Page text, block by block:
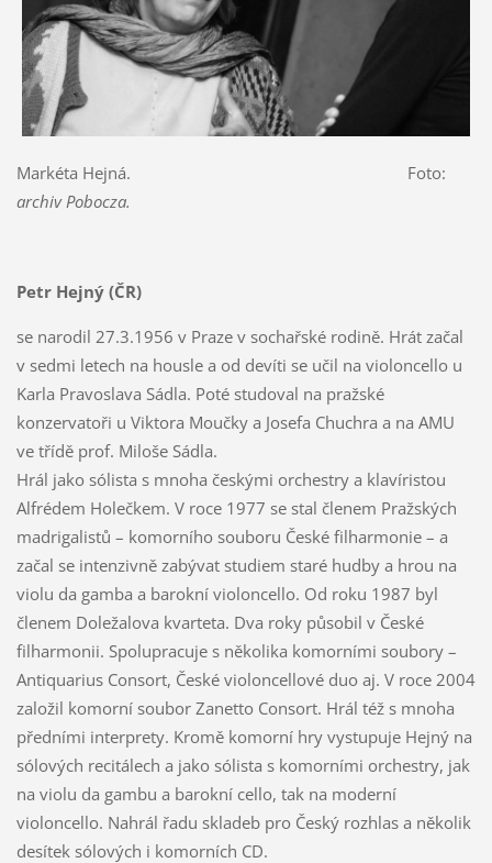
Markéta Hejná. Foto:
archiv Pobocza.
Petr Hejný (ČR)
se narodil 27.3.1956 v Praze v sochařské rodině. Hrát začal
v sedmi letech na housle a od devíti se učil na violoncello u
Karla Pravoslava Sádla. Poté studoval na pražské
konzervatoři u Viktora Moučky a Josefa Chuchra a na AMU
ve třídě prof. Miloše Sádla.
Hrál jako sólista s mnoha českými orchestry a klavíristou
Alfrédem Holečkem. V roce 1977 se stal členem Pražských
madrigalistů – komorního souboru České filharmonie – a
začal se intenzivně zabývat studiem staré hudby a hrou na
violu da gamba a barokní violoncello. Od roku 1987 byl
členem Doležalova kvarteta. Dva roky působil v České
filharmonii. Spolupracuje s několika komorními soubory –
Antiquarius Consort, České violoncellové duo aj. V roce 2004
založil komorní soubor Zanetto Consort. Hrál též s mnoha
předními interprety. Kromě komorní hry vystupuje Hejný na
sólových recitálech a jako sólista s komorními orchestry, jak
na violu da gambu a barokní cello, tak na moderní
violoncello. Nahrál řadu skladeb pro Český rozhlas a několik
desítek sólových i komorních CD.